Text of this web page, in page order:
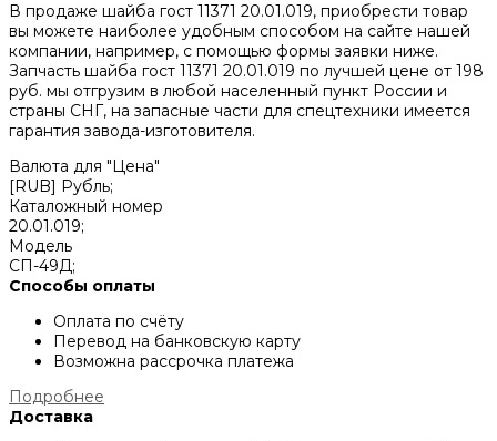
В продаже шайба гост 11371 20.01.019, приобрести товар
вы можете наиболее удобным способом на сайте нашей
компании, например, с помощью формы заявки ниже.
Запчасть шайба гост 11371 20.01.019 по лучшей цене от 198
руб. мы отгрузим в любой населенный пункт России и
страны СНГ, на запасные части для спецтехники имеется
гарантия завода-изготовителя.
Валюта для "Цена"
[RUB] Рубль;
Каталожный номер
20.01.019;
Модель
СП-49Д;
Способы оплаты
Оплата по счёту
Перевод на банковскую карту
Возможна рассрочка платежа
Подробнее
Доставка